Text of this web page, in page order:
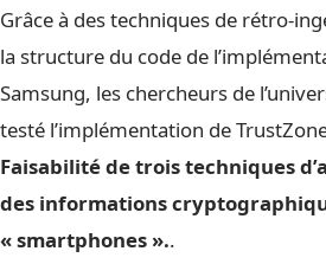
Grâce à des techniques de rétro-
la structure du code de
Samsung, les chercheurs de
testé l’implémentation de
Faisabilité de trois techniques
des informations
« smartphones »..